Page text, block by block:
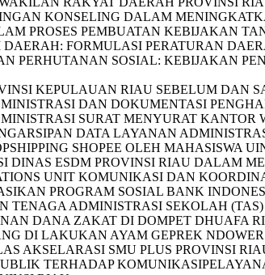
KONSELING DALAM
PROSES PEMBUATAN KEBIJAKAN
DAERAH: FORMULASI PERATURAN
PERHUTANAN SOSIAL: KEBIJAKAN
KEPULAUAN RIAU SEBELUM DAN
DAN DOKUMENTASI
SURAT MENYURAT
DATA LAYANAN
SHOPEE OLEH MAHASISWA
DINAS ESDM PROVINSI RIAU DALAM
UNIT KOMUNIKASI DAN
PROGRAM SOSIAL BANK
TENAGA ADMINISTRASI SEKOLAH
DANA ZAKAT DI DOMPET DHUAFA
DI LAKUKAN AYAM GEPREK
AKSELARASI SMU PLUS PROVINSI
TERHADAP